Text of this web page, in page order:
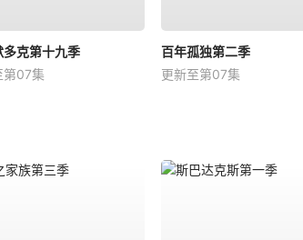
多克第十九季
第07集
百年孤独第二季
更新至第07集